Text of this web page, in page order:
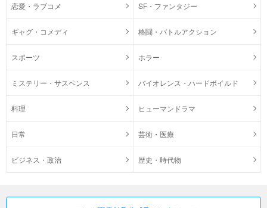
恋愛・ラブコメ SF・ファンタジー
ギャグ・コメディ 格闘・バトルアクション
スポーツ ホラー
ミステリー・サスペンス バイオレンス・ハードボイルド
料理 ヒューマンドラマ
日常 芸術・医療
ビジネス・政治 歴史・時代物